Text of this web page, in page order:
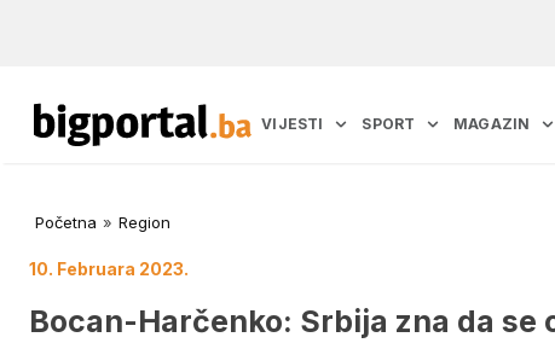
VIJESTI SPORT MAGAZIN
Početna » Region
10. Februara 2023.
Bocan-Harčenko: Srbija zna da se